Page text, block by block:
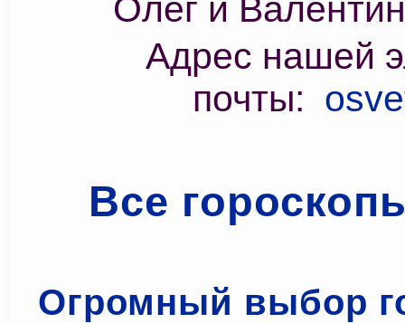
Олег и
Адрес нашей
почты:
Все
Огромный выбор